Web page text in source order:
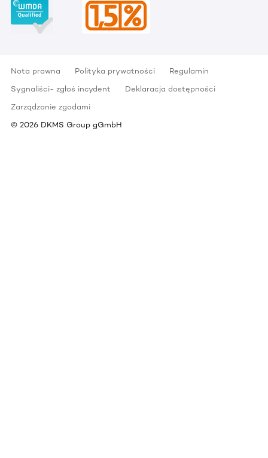
Nota prawna Polityka prywatności
Regulamin
Sygnaliści- zgłoś incydent
Deklaracja dostępności
Zarządzanie zgodami
© 2026 DKMS Group gGmbH